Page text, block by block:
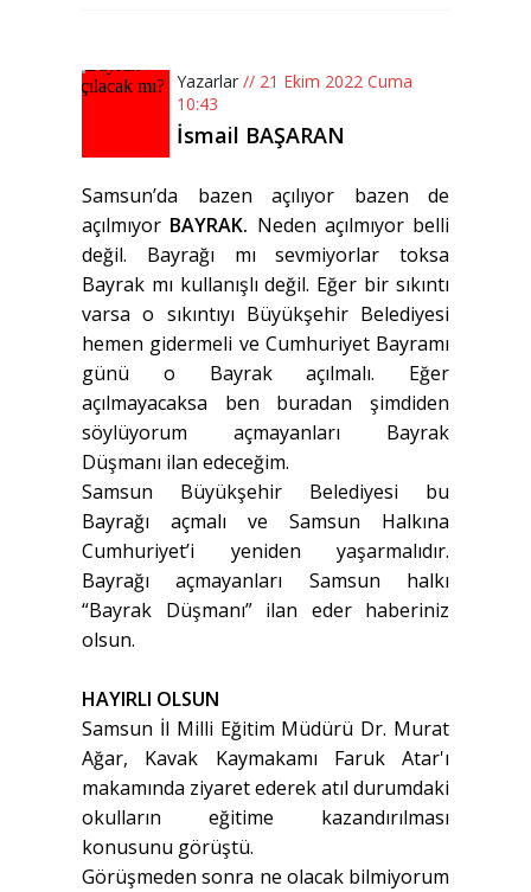
Yazarlar // 21 Ekim 2022 Cuma
10:43
İsmail BAŞARAN
Samsun’da bazen açılıyor bazen de
açılmıyor BAYRAK. Neden açılmıyor belli
değil. Bayrağı mı sevmiyorlar toksa
Bayrak mı kullanışlı değil. Eğer bir sıkıntı
varsa o sıkıntıyı Büyükşehir Belediyesi
hemen gidermeli ve Cumhuriyet Bayramı
günü o Bayrak açılmalı. Eğer
açılmayacaksa ben buradan şimdiden
söylüyorum açmayanları Bayrak
Düşmanı ilan edeceğim.
Samsun Büyükşehir Belediyesi bu
Bayrağı açmalı ve Samsun Halkına
Cumhuriyet’i yeniden yaşarmalıdır.
Bayrağı açmayanları Samsun halkı
“Bayrak Düşmanı” ilan eder haberiniz
olsun.
HAYIRLI OLSUN
Samsun İl Milli Eğitim Müdürü Dr. Murat
Ağar, Kavak Kaymakamı Faruk Atar'ı
makamında ziyaret ederek atıl durumdaki
okulların eğitime kazandırılması
konusunu görüştü.
Görüşmeden sonra ne olacak bilmiyorum